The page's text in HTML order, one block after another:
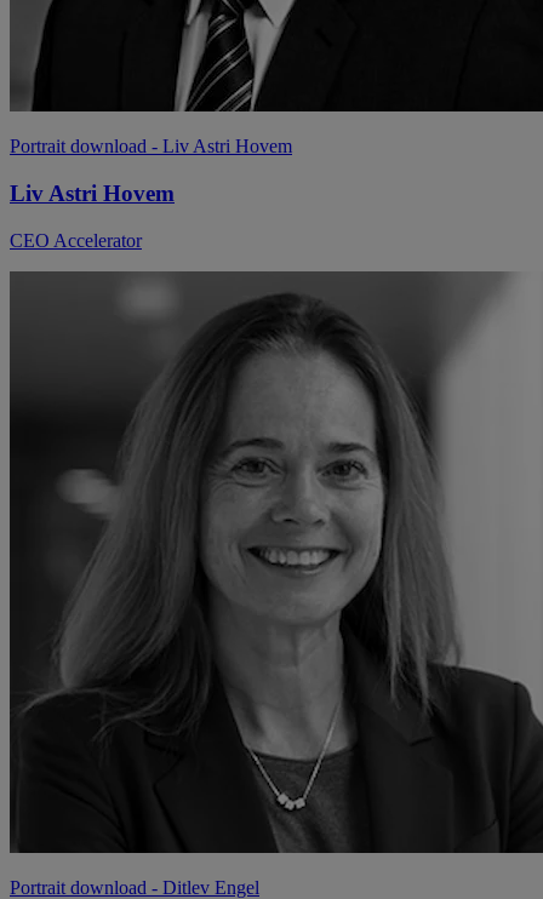
Portrait download - Liv Astri Hovem
Liv Astri Hovem
CEO Accelerator
Portrait download - Ditlev Engel